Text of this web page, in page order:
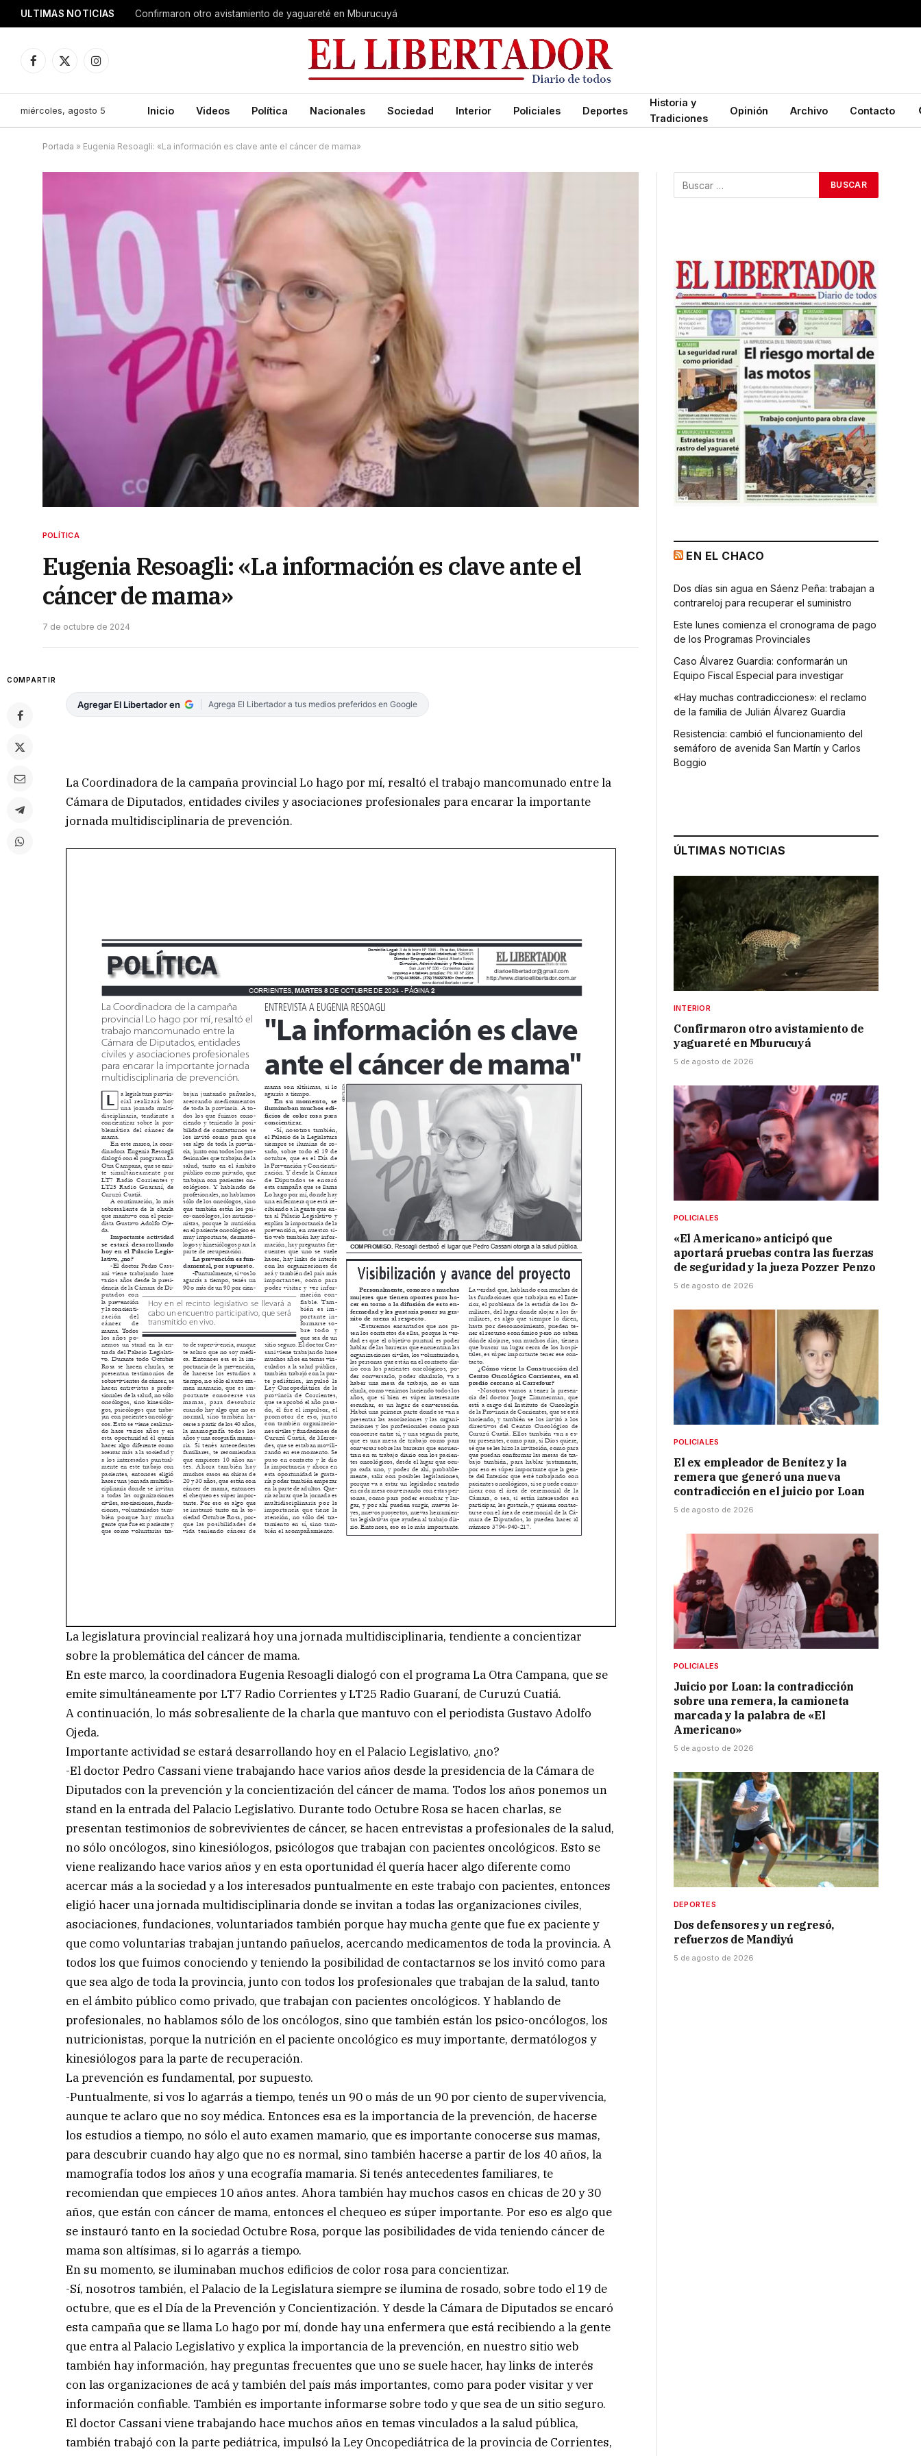
ULTIMAS NOTICIAS Confirmaron otro avistamiento de yaguareté en Mburucuyá
Facebook
X
Instagram
miércoles, agosto 5 Inicio Videos Política Nacionales Sociedad Interior Policiales Deportes
Historia y
Tradiciones
Opinión Archivo Contacto
Portada » Eugenia Resoagli: «La información es clave ante el cáncer de mama»
POLÍTICA
Eugenia Resoagli: «La información es clave ante el
cáncer de mama»
7 de octubre de 2024
COMPARTIR
Agregar El Libertador en Agrega El Libertador a tus medios preferidos en Google
La Coordinadora de la campaña provincial Lo hago por mí, resaltó el trabajo mancomunado entre la
Cámara de Diputados, entidades civiles y asociaciones profesionales para encarar la importante
jornada multidisciplinaria de prevención.
La legislatura provincial realizará hoy una jornada multidisciplinaria, tendiente a concientizar
sobre la problemática del cáncer de mama.
En este marco, la coordinadora Eugenia Resoagli dialogó con el programa La Otra Campana, que se
emite simultáneamente por LT7 Radio Corrientes y LT25 Radio Guaraní, de Curuzú Cuatiá.
A continuación, lo más sobresaliente de la charla que mantuvo con el periodista Gustavo Adolfo
Ojeda.
Importante actividad se estará desarrollando hoy en el Palacio Legislativo, ¿no?
-El doctor Pedro Cassani viene trabajando hace varios años desde la presidencia de la Cámara de
Diputados con la prevención y la concientización del cáncer de mama. Todos los años ponemos un
stand en la entrada del Palacio Legislativo. Durante todo Octubre Rosa se hacen charlas, se
presentan testimonios de sobrevivientes de cáncer, se hacen entrevistas a profesionales de la salud,
no sólo oncólogos, sino kinesiólogos, psicólogos que trabajan con pacientes oncológicos. Esto se
viene realizando hace varios años y en esta oportunidad él quería hacer algo diferente como
acercar más a la sociedad y a los interesados puntualmente en este trabajo con pacientes, entonces
eligió hacer una jornada multidisciplinaria donde se invitan a todas las organizaciones civiles,
asociaciones, fundaciones, voluntariados también porque hay mucha gente que fue ex paciente y
que como voluntarias trabajan juntando pañuelos, acercando medicamentos de toda la provincia. A
todos los que fuimos conociendo y teniendo la posibilidad de contactarnos se los invitó como para
que sea algo de toda la provincia, junto con todos los profesionales que trabajan de la salud, tanto
en el ámbito público como privado, que trabajan con pacientes oncológicos. Y hablando de
profesionales, no hablamos sólo de los oncólogos, sino que también están los psico-oncólogos, los
nutricionistas, porque la nutrición en el paciente oncológico es muy importante, dermatólogos y
kinesiólogos para la parte de recuperación.
La prevención es fundamental, por supuesto.
-Puntualmente, si vos lo agarrás a tiempo, tenés un 90 o más de un 90 por ciento de supervivencia,
aunque te aclaro que no soy médica. Entonces esa es la importancia de la prevención, de hacerse
los estudios a tiempo, no sólo el auto examen mamario, que es importante conocerse sus mamas,
para descubrir cuando hay algo que no es normal, sino también hacerse a partir de los 40 años, la
mamografía todos los años y una ecografía mamaria. Si tenés antecedentes familiares, te
recomiendan que empieces 10 años antes. Ahora también hay muchos casos en chicas de 20 y 30
años, que están con cáncer de mama, entonces el chequeo es súper importante. Por eso es algo que
se instauró tanto en la sociedad Octubre Rosa, porque las posibilidades de vida teniendo cáncer de
mama son altísimas, si lo agarrás a tiempo.
En su momento, se iluminaban muchos edificios de color rosa para concientizar.
-Sí, nosotros también, el Palacio de la Legislatura siempre se ilumina de rosado, sobre todo el 19 de
octubre, que es el Día de la Prevención y Concientización. Y desde la Cámara de Diputados se encaró
esta campaña que se llama Lo hago por mí, donde hay una enfermera que está recibiendo a la gente
que entra al Palacio Legislativo y explica la importancia de la prevención, en nuestro sitio web
también hay información, hay preguntas frecuentes que uno se suele hacer, hay links de interés
con las organizaciones de acá y también del país más importantes, como para poder visitar y ver
información confiable. También es importante informarse sobre todo y que sea de un sitio seguro.
El doctor Cassani viene trabajando hace muchos años en temas vinculados a la salud pública,
también trabajó con la parte pediátrica, impulsó la Ley Oncopediátrica de la provincia de Corrientes,
EN EL CHACO
Dos días sin agua en Sáenz Peña: trabajan a
contrareloj para recuperar el suministro
Este lunes comienza el cronograma de pago
de los Programas Provinciales
Caso Álvarez Guardia: conformarán un
Equipo Fiscal Especial para investigar
«Hay muchas contradicciones»: el reclamo
de la familia de Julián Álvarez Guardia
Resistencia: cambió el funcionamiento del
semáforo de avenida San Martín y Carlos
Boggio
ÚLTIMAS NOTICIAS
INTERIOR
Confirmaron otro avistamiento de
yaguareté en Mburucuyá
5 de agosto de 2026
POLICIALES
«El Americano» anticipó que
aportará pruebas contra las fuerzas
de seguridad y la jueza Pozzer Penzo
5 de agosto de 2026
POLICIALES
El ex empleador de Benítez y la
remera que generó una nueva
contradicción en el juicio por Loan
5 de agosto de 2026
POLICIALES
Juicio por Loan: la contradicción
sobre una remera, la camioneta
marcada y la palabra de «El
Americano»
5 de agosto de 2026
DEPORTES
Dos defensores y un regresó,
refuerzos de Mandiyú
5 de agosto de 2026